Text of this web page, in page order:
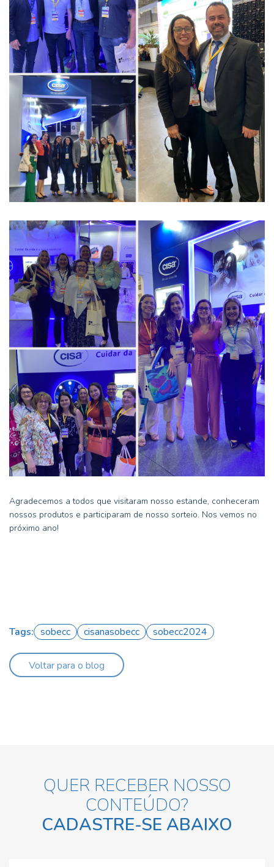
Agradecemos a todos que visitaram nosso estande, conheceram
nossos produtos e participaram de nosso sorteio. Nos vemos no
próximo ano!
Tags: sobecc cisanasobecc sobecc2024
Voltar para o blog
QUER RECEBER NOSSO
CONTEÚDO?
CADASTRE-SE ABAIXO